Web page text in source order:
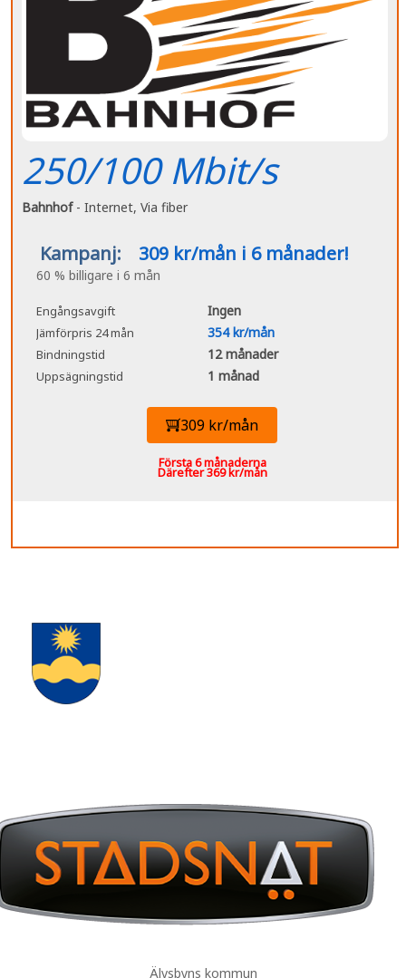
250/100 Mbit/s
Bahnhof- Internet, Via fiber
Kampanj: 309 kr/mån i 6 månader!
60 % billigare i 6 mån
Engångsavgift Ingen
Jämförpris 24 mån 354 kr/mån
Bindningstid 12 månader
Uppsägningstid 1 månad
309 kr/mån
Första 6 månaderna
Därefter 369 kr/mån
Älvsbyns kommun